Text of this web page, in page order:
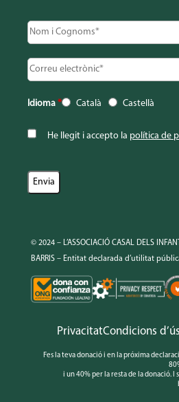
Idioma * Català Castellà
He llegit i accepto la política de
© 2024 – L’ASSOCIACIÓ CASAL DELS
BARRIS – Entitat declarada d’utilitat
PrivacitatCondicions
Fes la teva donació i en la próxima
i un 40% per la resta de la donació. I